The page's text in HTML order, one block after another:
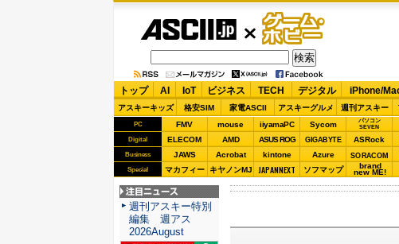
ゲーム・
ホビー
トップ AI IoT ビジネス TECH デジタル iPhone/
アスキーキッズ 格安SIM 家電ASCII アスキーグルメ 週刊アスキー
PC FMV mouse iiyamaPC Sycom
パソコン
SEVEN
Digital ELECOM AMD ASUS ROG GIGABYTE ASRock
Business JAWS Acrobat kintone Azure SORACOM
Special マカフィー キヤノンMJ JAPANNEXT ソフマップ brand
new ME!
注目ニュース
週刊アスキー特別
編集 週アス
2026August